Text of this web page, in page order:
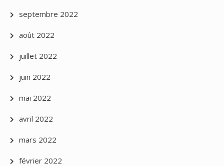
septembre 2022
août 2022
juillet 2022
juin 2022
mai 2022
avril 2022
mars 2022
février 2022